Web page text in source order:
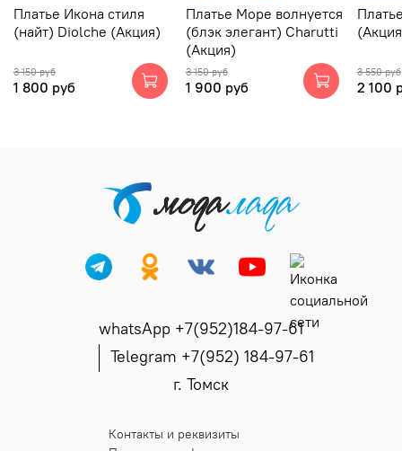
Платье Икона стиля
(найт) Diolche (Акция)
3 150 руб
1 800 руб
Платье Море волнуется
(блэк элегант) Charutti
(Акция)
3 150 руб
1 900 руб
3 550 руб
2 100
whatsApp +7(952)184-97-61
Telegram +7(952) 184-97-61
г. Томск
Контакты и реквизиты